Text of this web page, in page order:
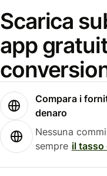
Scarica
app
Compara i
denaro
Nessuna
sempre il tasso